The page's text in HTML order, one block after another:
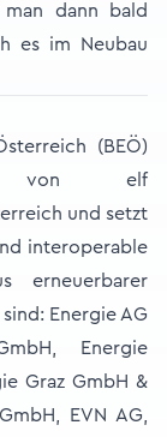
dann bald
es im Neubau
(BEÖ)
von elf
und setzt
interoperable
erneuerbarer
Energie AG
Energie
Graz GmbH &
EVN AG,